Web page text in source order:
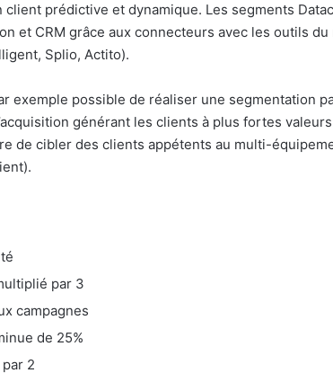
client prédictive et dynamique. Les segments
et CRM grâce aux connecteurs avec les outils du
Splio, Actito).
exemple possible de réaliser une segmentation
générant les clients à plus fortes
de cibler des clients appétents au multi-
par 3
campagnes
de 25%
2